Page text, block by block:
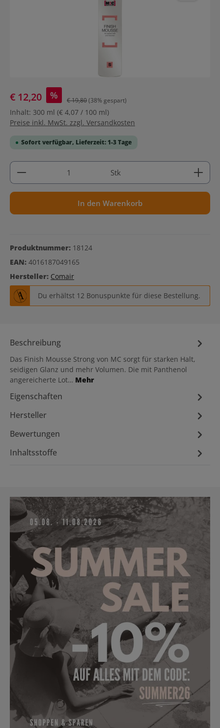
€ 12,20 % € 19,80(38% gespart)
Inhalt: 300 ml (€ 4,07 / 100 ml)
Preise inkl. MwSt. zzgl. Versandkosten
Sofort verfügbar, Lieferzeit: 1-3 Tage
Produkt Anzahl: Gib den gewünschten Wert ein
Stk
In den Warenkorb
Produktnummer: 18124
EAN: 4016187049165
Hersteller: Comair
Du erhältst 12 Bonuspunkte für diese Bestellung.
Beschreibung
Das Finish Mousse Strong von MC sorgt für starken Halt,
seidigen Glanz und mehr Volumen. Die mit Panthenol
angereicherte Lot… Mehr
Eigenschaften
Hersteller
Bewertungen
Inhaltsstoffe